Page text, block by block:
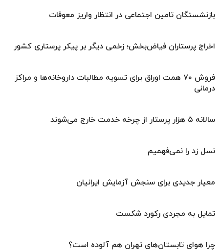
بازنشستگان تامین اجتماعی در انتظار واریز معوقات
اخراج پرستاران فیاض‌بخش؛ زخمی دیگر بر پیکر پرستاری کشور
فروش ۷۰ همت اوراق برای تسویه مطالبات داروخانه‌ها و مراکز
درمانی
سالانه ۵ هزار پرستار از چرخه خدمت خارج می‌شوند
نسل زد را نمی‌فهمیم
معیار جدیدی برای سنجش آزمایش ایرانیان
تمایل به مجردی رکورد شکست
چرا هوای تابستان‌های تهران هم آلوده است؟